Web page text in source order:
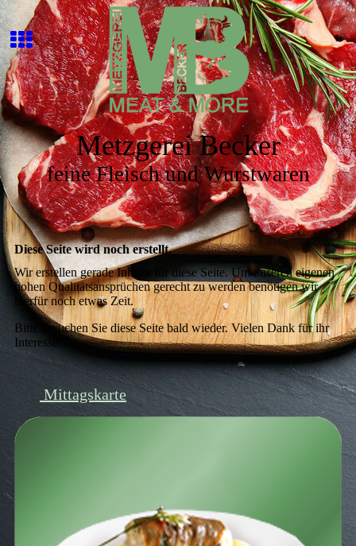
Metzgerei Becker
feine Fleisch und Wurstwaren
Diese Seite wird noch erstellt.
Wir erstellen gerade Inhalte für diese Seite. Um unseren eigenen
hohen Qualitätsansprüchen gerecht zu werden benötigen wir
hierfür noch etwas Zeit.
Bitte besuchen Sie diese Seite bald wieder. Vielen Dank für ihr
Interesse!
Mittagskarte